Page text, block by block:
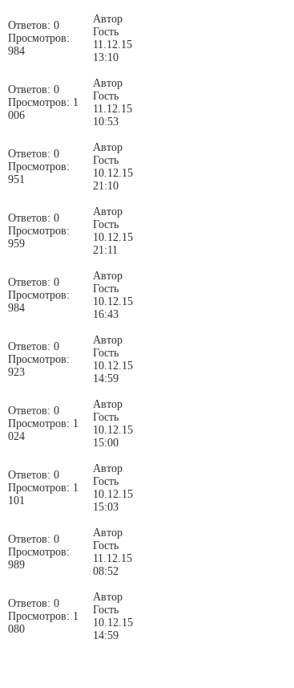
Ответов: 0
Просмотров:
984
Автор
Гость
11.12.15
13:10
Ответов: 0
Просмотров: 1
006
Автор
Гость
11.12.15
10:53
Ответов: 0
Просмотров:
951
Автор
Гость
10.12.15
21:10
Ответов: 0
Просмотров:
959
Автор
Гость
10.12.15
21:11
Ответов: 0
Просмотров:
984
Автор
Гость
10.12.15
16:43
Ответов: 0
Просмотров:
923
Автор
Гость
10.12.15
14:59
Ответов: 0
Просмотров: 1
024
Автор
Гость
10.12.15
15:00
Ответов: 0
Просмотров: 1
101
Автор
Гость
10.12.15
15:03
Ответов: 0
Просмотров:
989
Автор
Гость
11.12.15
08:52
Ответов: 0
Просмотров: 1
080
Автор
Гость
10.12.15
14:59